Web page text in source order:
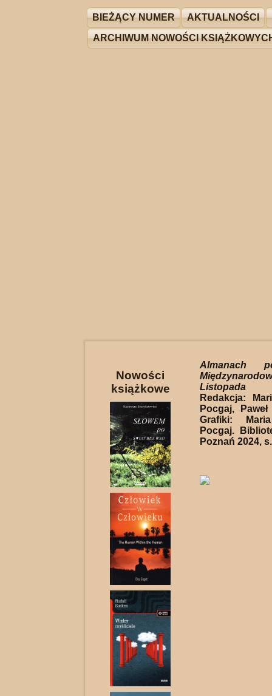
BIEŻĄCY NUMER AKTUALNOŚCI
ARCHIWUM NOWOŚCI
Nowości
książkowe
Almanach
Listopada
Redakcja:
Pocgaj,
Grafiki:
Pocgaj.
Poznań 2024,